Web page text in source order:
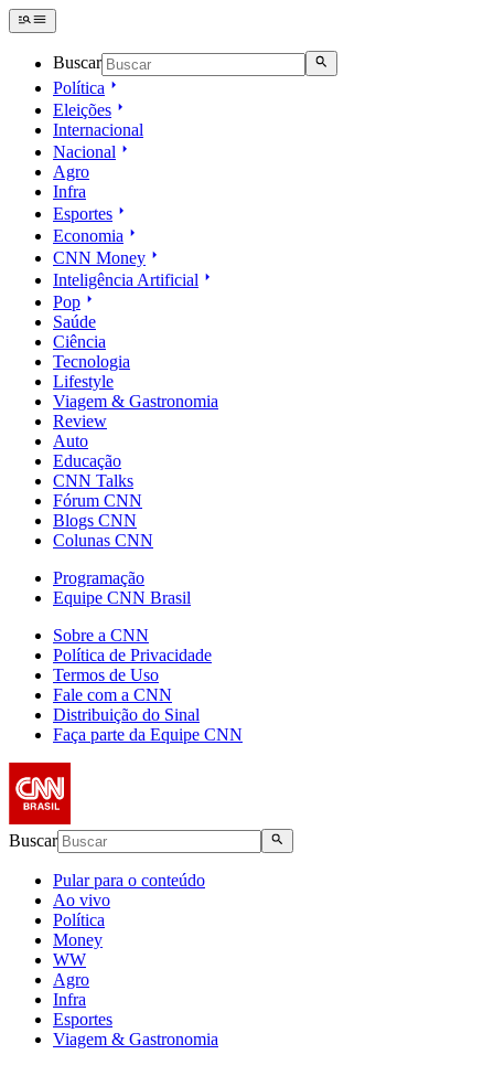
Buscar
Política
Eleições
Internacional
Nacional
Agro
Infra
Esportes
Economia
CNN Money
Inteligência Artificial
Pop
Saúde
Ciência
Tecnologia
Lifestyle
Viagem & Gastronomia
Review
Auto
Educação
CNN Talks
Fórum CNN
Blogs CNN
Colunas CNN
Programação
Equipe CNN Brasil
Sobre a CNN
Política de Privacidade
Termos de Uso
Fale com a CNN
Distribuição do Sinal
Faça parte da Equipe CNN
Buscar
Pular para o conteúdo
Ao vivo
Política
Money
WW
Agro
Infra
Esportes
Viagem & Gastronomia